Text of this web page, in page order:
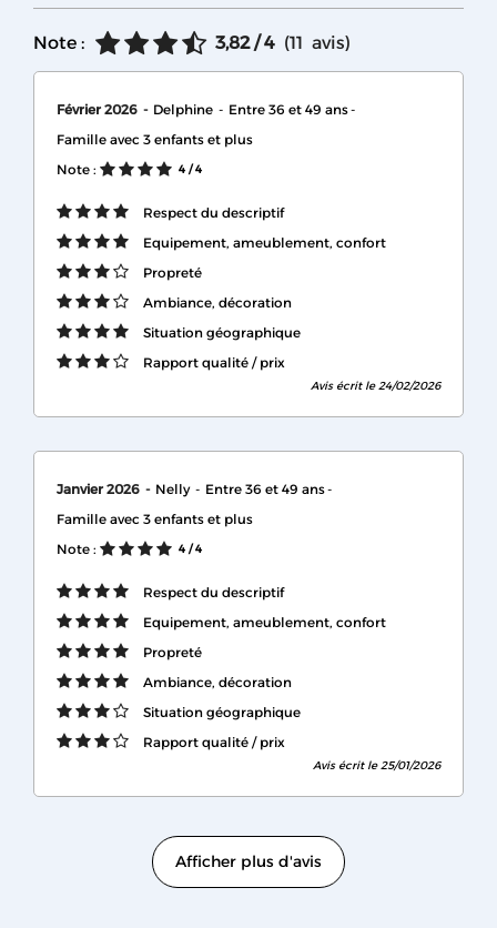
Note : 3,82 / 4 (11 avis)
Février 2026 Delphine
Entre 36 et 49 ans
Famille avec 3 enfants et plus
Note :
4 / 4
Respect du descriptif
Equipement, ameublement, confort
Propreté
Ambiance, décoration
Situation géographique
Rapport qualité / prix
Avis écrit le 24/02/2026
Janvier 2026 Nelly
Entre 36 et 49 ans
Famille avec 3 enfants et plus
Note :
4 / 4
Respect du descriptif
Equipement, ameublement, confort
Propreté
Ambiance, décoration
Situation géographique
Rapport qualité / prix
Avis écrit le 25/01/2026
Afficher plus d'avis